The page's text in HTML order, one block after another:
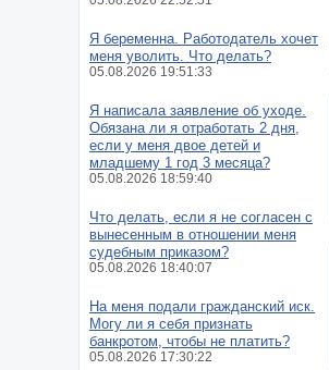
Я беременна. Работодатель хочет
меня уволить. Что делать?
05.08.2026 19:51:33
Я написала заявление об уходе.
Обязана ли я отработать 2 дня,
если у меня двое детей и
младшему 1 год 3 месяца?
05.08.2026 18:59:40
Что делать, если я не согласен с
вынесенным в отношении меня
судебным приказом?
05.08.2026 18:40:07
На меня подали гражданский иск.
Могу ли я себя признать
банкротом, чтобы не платить?
05.08.2026 17:30:22